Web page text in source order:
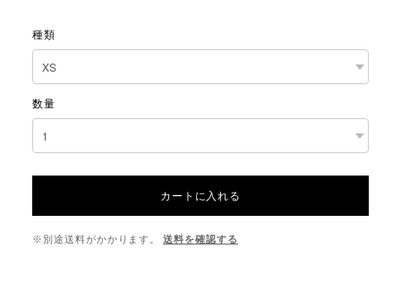
種類
数量
カートに入れる
※別途送料がかかります。 送料を確認する